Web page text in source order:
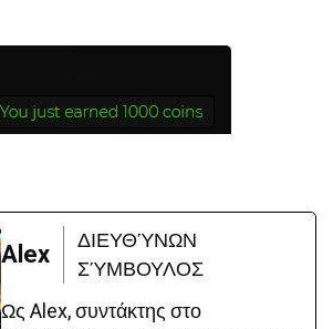
Alex
ΔΙΕΥΘΎΝΩΝ
ΣΎΜΒΟΥΛΟΣ
Ως Alex, συντάκτης στο